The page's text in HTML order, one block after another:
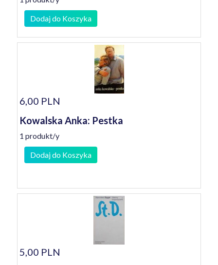
Dodaj do Koszyka
6,00 PLN
Kowalska Anka: Pestka
1 produkt/y
Dodaj do Koszyka
5,00 PLN